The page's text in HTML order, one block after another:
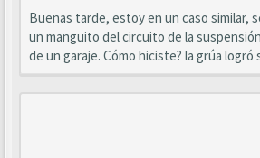
Buenas tarde, estoy en un caso similar,
un manguito del circuito de la
de un garaje. Cómo hiciste? la grúa logró